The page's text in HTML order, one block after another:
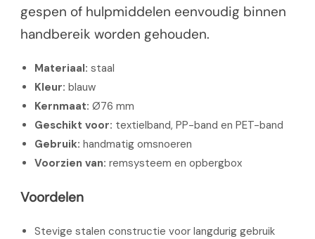
gespen of hulpmiddelen eenvoudig binnen
handbereik worden gehouden.
Materiaal: staal
Kleur: blauw
Kernmaat: Ø76 mm
Geschikt voor: textielband, PP-band en PET-band
Gebruik: handmatig omsnoeren
Voorzien van: remsysteem en opbergbox
Voordelen
Stevige stalen constructie voor langdurig gebruik